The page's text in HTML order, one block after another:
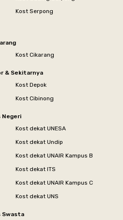
Kost Serpong
Kost Cikarang
& Sekitarnya
Kost Depok
Kost Cibinong
Negeri
Kost dekat UNESA
Kost dekat Undip
Kost dekat UNAIR Kampus B
Kost dekat ITS
Kost dekat UNAIR Kampus C
Kost dekat UNS
Swasta